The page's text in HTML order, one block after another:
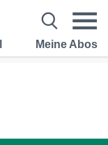
Meine Abos